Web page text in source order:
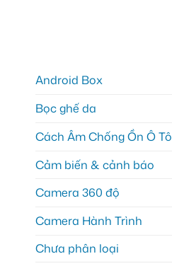
Android Box
Bọc ghế da
Cách Âm Chống Ồn Ô Tô
Cảm biến & cảnh báo
Camera 360 độ
Camera Hành Trình
Chưa phân loại